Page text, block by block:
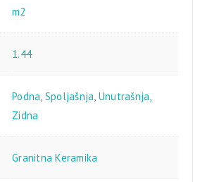
m2
1.44
Podna Spoljašnja Unutrašnja
Zidna
Granitna Keramika